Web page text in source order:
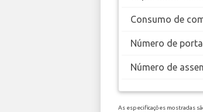
Consumo de
Número de
Número de
As especificações mostradas